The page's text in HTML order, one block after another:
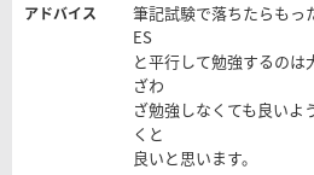
アドバイス
筆記試験で落ちたらもっ
ES
と平行して勉強するのは
ざわ
ざ勉強しなくても良いよ
くと
良いと思います。